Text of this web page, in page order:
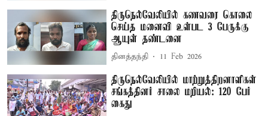
திருநெல்வேலியில் கணவரை கொலை
செய்த மனைவி உள்பட 3 பேருக்கு
ஆயுள் தண்டனை
தினத்தந்தி 11 Feb 2026
திருநெல்வேலியில் மாற்றுத்திறனாளிகள்
சங்கத்தினர் சாலை மறியல்: 120 பேர்
கைது